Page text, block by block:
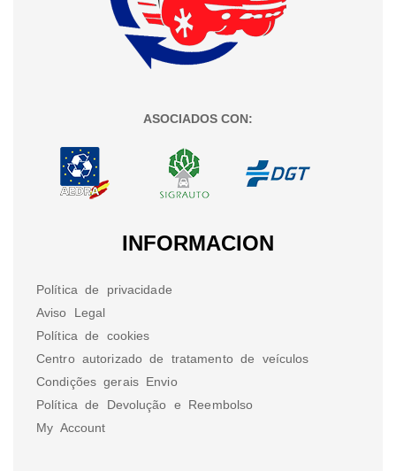
ASOCIADOS CON:
INFORMACION
Política de privacidade
Aviso Legal
Política de cookies
Centro autorizado de tratamento de veículos
Condições gerais Envio
Política de Devolução e Reembolso
My Account